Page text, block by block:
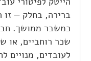
ברירה, בחלק — זו
כמשבר ממושך.
שכר רוחביים, או
לעובדים, מנויים